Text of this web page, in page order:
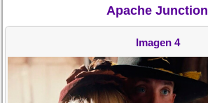
Apache Junction
Imagen 4